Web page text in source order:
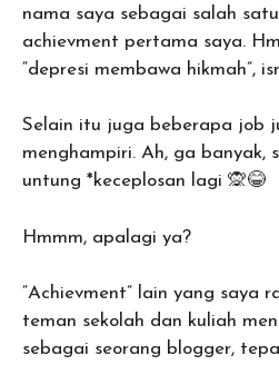
nama saya sebagai salah
achievment pertama saya.
“depresi membawa hikmah”,
Selain itu juga beberapa job
menghampiri. Ah, ga banyak,
untung *keceplosan lagi 🙊😂
Hmmm, apalagi ya?
“Achievment” lain yang saya
teman sekolah dan kuliah
sebagai seorang blogger,